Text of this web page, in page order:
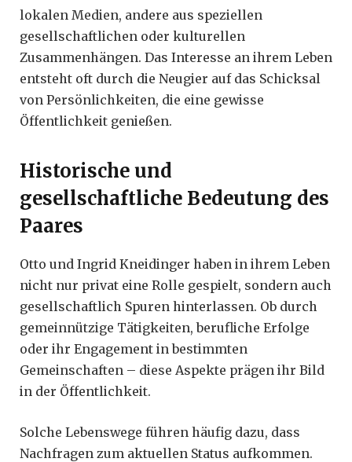
lokalen Medien, andere aus speziellen
gesellschaftlichen oder kulturellen
Zusammenhängen. Das Interesse an ihrem Leben
entsteht oft durch die Neugier auf das Schicksal
von Persönlichkeiten, die eine gewisse
Öffentlichkeit genießen.
Historische und
gesellschaftliche Bedeutung des
Paares
Otto und Ingrid Kneidinger haben in ihrem Leben
nicht nur privat eine Rolle gespielt, sondern auch
gesellschaftlich Spuren hinterlassen. Ob durch
gemeinnützige Tätigkeiten, berufliche Erfolge
oder ihr Engagement in bestimmten
Gemeinschaften – diese Aspekte prägen ihr Bild
in der Öffentlichkeit.
Solche Lebenswege führen häufig dazu, dass
Nachfragen zum aktuellen Status aufkommen.